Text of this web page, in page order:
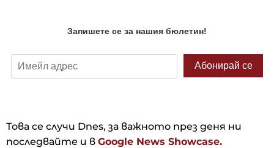
Това се случи Dnes, за важното през деня ни
последвайте и в Google News Showcase.